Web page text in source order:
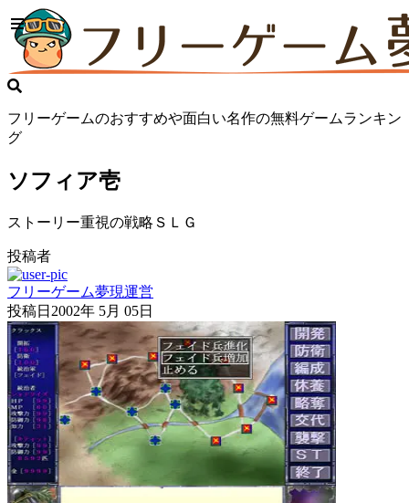
フリーゲームのおすすめや面白い名作の無料ゲームランキン
グ
ソフィア壱
ストーリー重視の戦略ＳＬＧ
投稿者
フリーゲーム夢現運営
投稿日 2002年 5月 05日